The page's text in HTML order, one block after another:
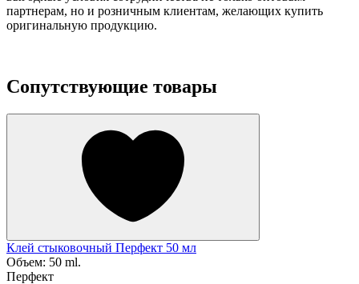
партнерам, но и розничным клиентам, желающих купить
оригинальную продукцию.
Сопутствующие товары
Клей стыковочный Перфект 50 мл
Объем: 50 ml.
Перфект